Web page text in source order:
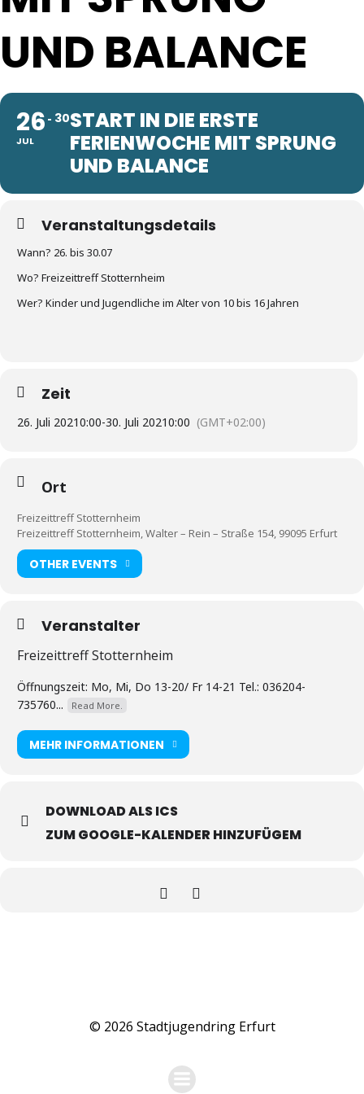
UND BALANCE
26
JUL
30START IN DIE ERSTE
FERIENWOCHE MIT SPRUNG
UND BALANCE
Veranstaltungsdetails
Wann? 26. bis 30.07
Wo? Freizeittreff Stotternheim
Wer? Kinder und Jugendliche im Alter von 10 bis 16 Jahren
Zeit
26. Juli 20210:00-30. Juli 20210:00 (GMT+02:00)
Ort
Freizeittreff Stotternheim
Freizeittreff Stotternheim, Walter – Rein – Straße 154, 99095 Erfurt
OTHER EVENTS
Veranstalter
Freizeittreff Stotternheim
Öffnungszeit: Mo, Mi, Do 13-20/ Fr 14-21 Tel.: 036204-
735760...
Read More.
MEHR INFORMATIONEN
DOWNLOAD ALS ICS
ZUM GOOGLE-KALENDER HINZUFÜGEM
© 2026 Stadtjugendring Erfurt